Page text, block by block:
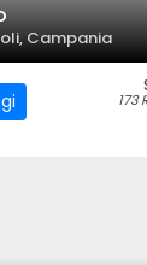
Campania
173